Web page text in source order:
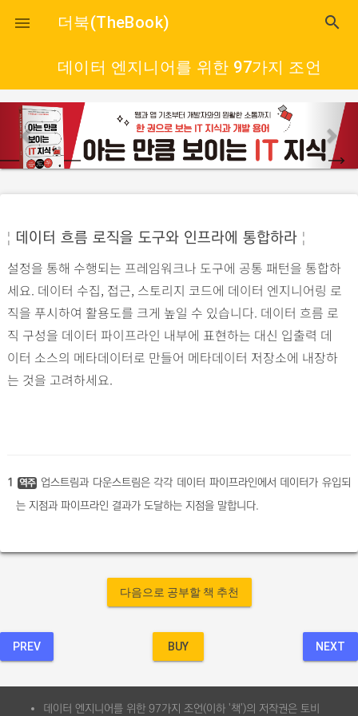
close
 더북(TheBook) search
데이터 엔지니어를 위한 97가지 조언
p
r
e
u
s
e
x
¦ 데이터 흐름 로직을 도구와 인프라에 통합하라 ¦
설정을 통해 수행되는 프레임워크나 도구에 공통 패턴을 통합하
세요. 데이터 수집, 접근, 스토리지 코드에 데이터 엔지니어링 로
직을 푸시하여 활용도를 크게 높일 수 있습니다. 데이터 흐름 로
직 구성을 데이터 파이프라인 내부에 표현하는 대신 입출력 데
이터 소스의 메타데이터로 만들어 메타데이터 저장소에 내장하
는 것을 고려하세요.
1 역주
업스트림과 다운스트림은 각각 데이터 파이프라인에서 데이터가 유입되
는 지점과 파이프라인 결과가 도달하는 지점을 말합니다.
다음으로 공부할 책 추천
PREV BUY NEXT
데이터 엔지니어를 위한 97가지 조언(이하 '책')의 저작권은 토비